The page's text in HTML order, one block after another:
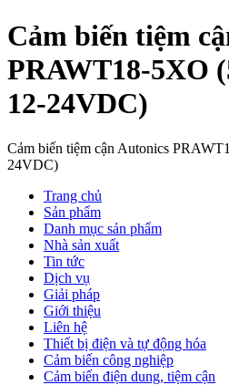
Cảm biến tiệm
PRAWT18-5XO
12-24VDC)
Cảm biến tiệm cận Autonics
24VDC)
Trang chủ
Sản phẩm
Danh mục sản phẩm
Nhà sản xuất
Tin tức
Dịch vụ
Giải pháp
Giới thiệu
Liên hệ
Thiết bị điện và tự động hóa
Cảm biến công nghiệp
Cảm biến điện dung, tiệm cận